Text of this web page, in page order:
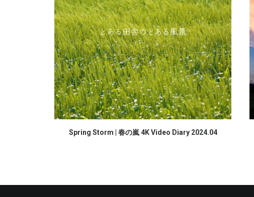
続きを読む
Spring Storm | 春の嵐 4K Video Diary 2024.04